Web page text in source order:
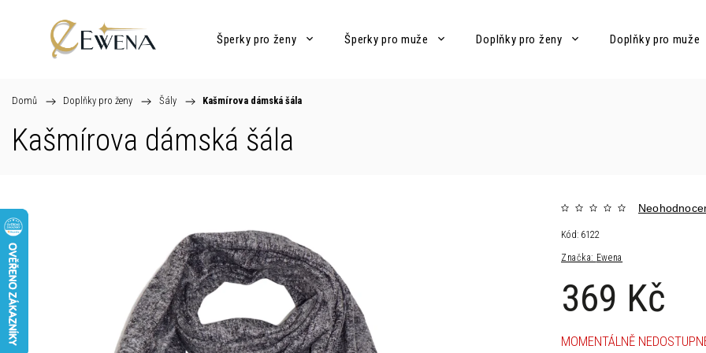
Šperky pro ženy Šperky pro muže Doplňky pro ženy Doplňky pro muže
Domů / Doplňky pro ženy / Šály / Kašmírova dámská šála
Kašmírova dámská šála
Značka: Ewena
369 Kč
Kód: 6122
MOMENTÁLNĚ